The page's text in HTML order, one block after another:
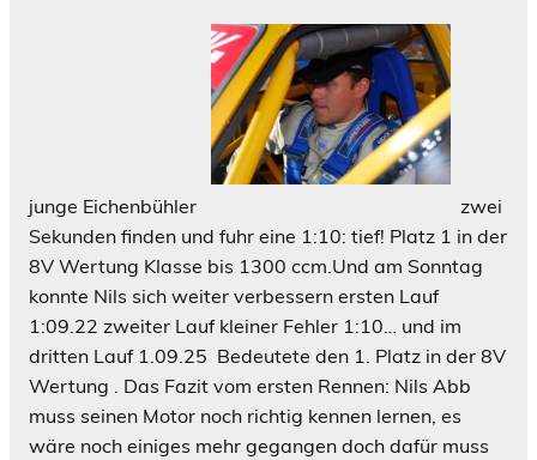
junge Eichenbühler
zwei
Sekunden finden und fuhr eine 1:10: tief! Platz 1 in der
8V Wertung Klasse bis 1300 ccm.Und am Sonntag
konnte Nils sich weiter verbessern ersten Lauf
1:09.22 zweiter Lauf kleiner Fehler 1:10… und im
dritten Lauf 1.09.25 Bedeutete den 1. Platz in der 8V
Wertung . Das Fazit vom ersten Rennen: Nils Abb
muss seinen Motor noch richtig kennen lernen, es
wäre noch einiges mehr gegangen doch dafür muss